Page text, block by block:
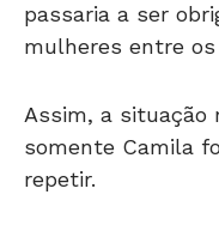
passaria a ser
mulheres entre
Assim, a situação
somente Camila
repetir.